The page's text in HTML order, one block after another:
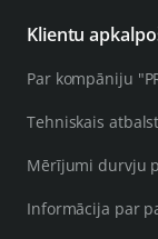
Klientu
Par kompāniju
Tehniskais
Mērījumi durvju
Informācija par